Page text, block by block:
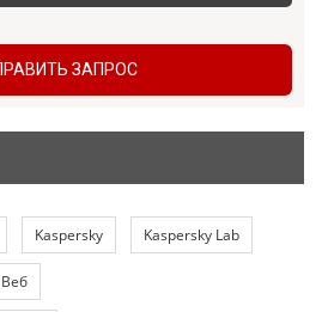
ЗАПРОС
Kaspersky Kaspersky Lab